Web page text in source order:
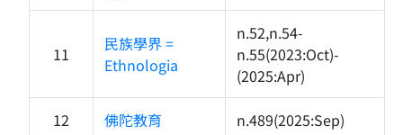
11
民族學界 =
Ethnologia
n.52,n.54-
n.55(2023:Oct)-
(2025:Apr)
12 佛陀教育 n.489(2025:Sep)